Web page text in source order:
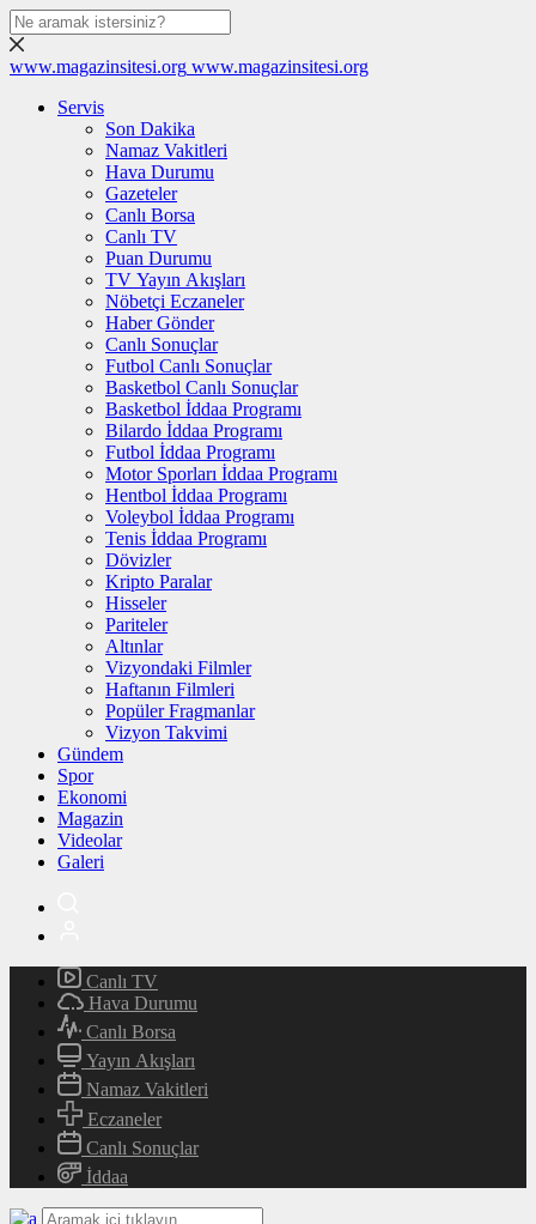
www.magazinsitesi.org www.magazinsitesi.org
Servis
Son Dakika
Namaz Vakitleri
Hava Durumu
Gazeteler
Canlı Borsa
Canlı TV
Puan Durumu
TV Yayın Akışları
Nöbetçi Eczaneler
Haber Gönder
Canlı Sonuçlar
Futbol Canlı Sonuçlar
Basketbol Canlı Sonuçlar
Basketbol İddaa Programı
Bilardo İddaa Programı
Futbol İddaa Programı
Motor Sporları İddaa Programı
Hentbol İddaa Programı
Voleybol İddaa Programı
Tenis İddaa Programı
Dövizler
Kripto Paralar
Hisseler
Pariteler
Altınlar
Vizyondaki Filmler
Haftanın Filmleri
Popüler Fragmanlar
Vizyon Takvimi
Gündem
Spor
Ekonomi
Magazin
Videolar
Galeri
Canlı TV
Hava Durumu
Canlı Borsa
Yayın Akışları
Namaz Vakitleri
Eczaneler
Canlı Sonuçlar
İddaa